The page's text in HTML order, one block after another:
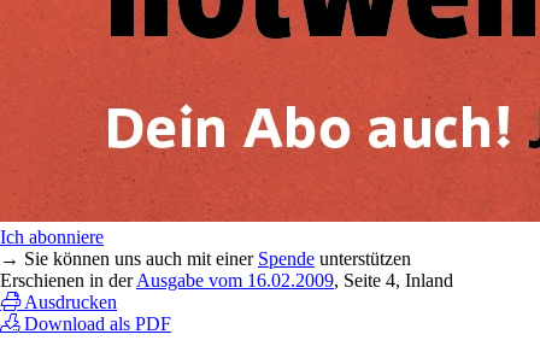
Ich abonniere
→ Sie können uns auch mit einer Spende unterstützen
Erschienen in derAusgabe vom 16.02.2009, Seite 4, Inland
Ausdrucken
Download als PDF